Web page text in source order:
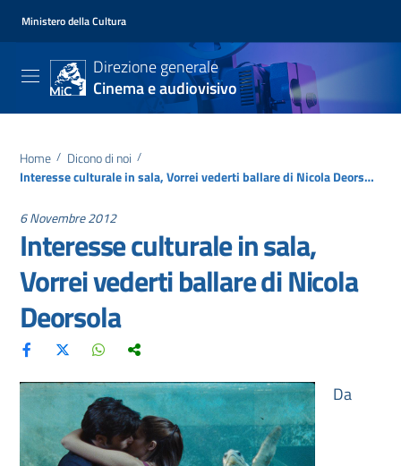
Ministero della Cultura
Direzione generale
Cinema e audiovisivo
Home / Dicono di noi /
Interesse culturale in sala, Vorrei vederti ballare di Nicola Deorsola
6 Novembre 2012
Interesse culturale in sala,
Vorrei vederti ballare di Nicola
Deorsola
Da